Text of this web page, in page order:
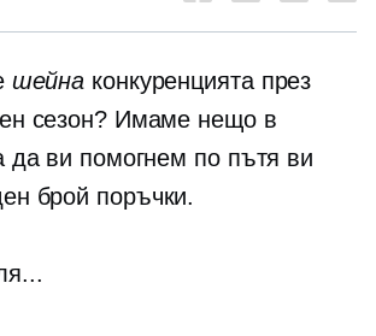
шейна конкуренцията през
сезон? Имаме нещо в
да ви помогнем по пътя ви
брой поръчки.